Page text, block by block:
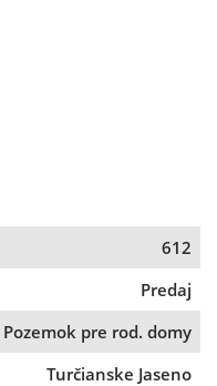
612
Predaj
Pozemok pre rod. domy
Turčianske Jaseno